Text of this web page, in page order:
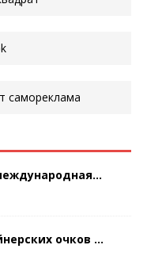
очков ...